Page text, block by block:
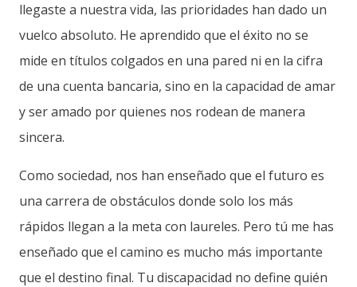
llegaste a nuestra vida, las prioridades han dado un
vuelco absoluto. He aprendido que el éxito no se
mide en títulos colgados en una pared ni en la cifra
de una cuenta bancaria, sino en la capacidad de amar
y ser amado por quienes nos rodean de manera
sincera.
Como sociedad, nos han enseñado que el futuro es
una carrera de obstáculos donde solo los más
rápidos llegan a la meta con laureles. Pero tú me has
enseñado que el camino es mucho más importante
que el destino final. Tu discapacidad no define quién